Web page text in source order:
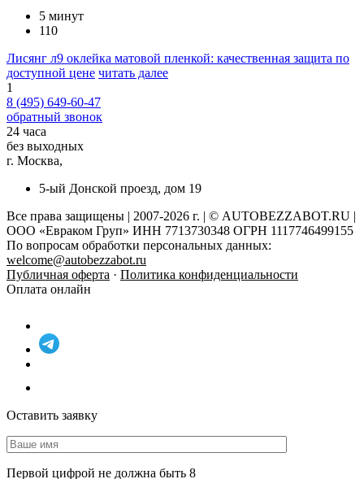
5 минут
110
Лисянг л9 оклейка матовой пленкой: качественная защита по
доступной цене читать далее
1
8 (495) 649-60-47
обратный звонок
24 часа
без выходных
г. Москва,
5-ый Донской проезд, дом 19
Все права защищены | 2007-2026 г. | © AUTOBEZZABOT.RU |
ООО «Евраком Груп» ИНН 7713730348 ОГРН 1117746499155
По вопросам обработки персональных данных:
welcome@autobezzabot.ru
Публичная оферта · Политика конфиденциальности
Оплата онлайн
Оставить заявку
Первой цифрой не должна быть 8